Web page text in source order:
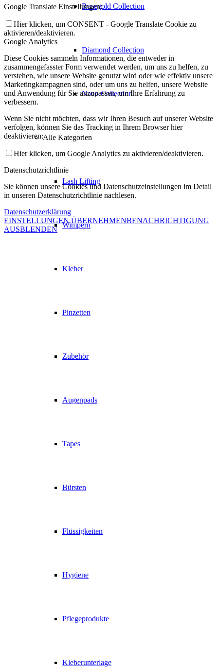
Rosegold Collection
Diamond Collection
Nano Collection
Alle Kategorien
Lash Lifting
Wimpern
Kleber
Pinzetten
Zubehör
Augenpads
Tapes
Bürsten
Flüssigkeiten
Hygiene
Pflegeprodukte
Kleberunterlage
Google Translate Einstellungen:
Hier klicken, um CONSENT - Google Translate Cookie zu
aktivieren/deaktivieren.
Google Analytics
Diese Cookies sammeln Informationen, die entweder in
zusammengefasster Form verwendet werden, um uns zu helfen, zu
verstehen, wie unsere Website genutzt wird oder wie effektiv unsere
Marketingkampagnen sind, oder um uns zu helfen, unsere Website
und Anwendung für Sie anzupassen, um Ihre Erfahrung zu
verbessern.
Wenn Sie nicht möchten, dass wir Ihren Besuch auf unserer Website
verfolgen, können Sie das Tracking in Ihrem Browser hier
deaktivieren:
Hier klicken, um Google Analytics zu aktivieren/deaktivieren.
Datenschutzrichtlinie
Sie können unsere Cookies und Datenschutzeinstellungen im Detail
in unseren Datenschutzrichtlinie nachlesen.
Datenschutzerklärung
EINSTELLUNGEN ÜBERNEHMENBENACHRICHTIGUNG
AUSBLENDEN